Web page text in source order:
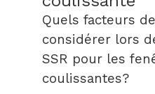
Quels facteurs
considérer lors
SSR pour les
coulissantes?